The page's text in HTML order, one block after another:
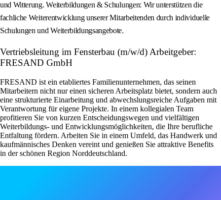
und Witterung. Weiterbildungen & Schulungen: Wir unterstützen die
fachliche Weiterentwicklung unserer Mitarbeitenden durch individuelle
Schulungen und Weiterbildungsangebote.
Vertriebsleitung im Fensterbau (m/w/d) Arbeitgeber:
FRESAND GmbH
FRESAND ist ein etabliertes Familienunternehmen, das seinen
Mitarbeitern nicht nur einen sicheren Arbeitsplatz bietet, sondern auch
eine strukturierte Einarbeitung und abwechslungsreiche Aufgaben mit
Verantwortung für eigene Projekte. In einem kollegialen Team
profitieren Sie von kurzen Entscheidungswegen und vielfältigen
Weiterbildungs- und Entwicklungsmöglichkeiten, die Ihre berufliche
Entfaltung fördern. Arbeiten Sie in einem Umfeld, das Handwerk und
kaufmännisches Denken vereint und genießen Sie attraktive Benefits
in der schönen Region Norddeutschland.